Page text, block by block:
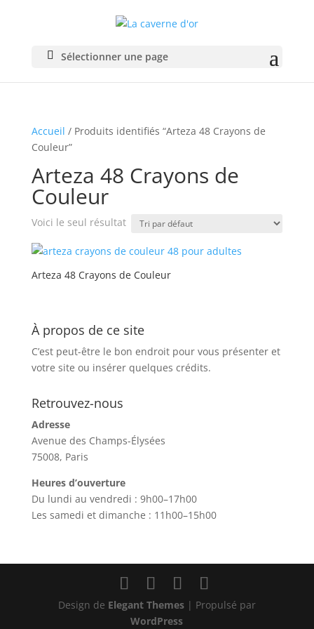
Sélectionner une page
Accueil / Produits identifiés “Arteza 48 Crayons de
Couleur”
Arteza 48 Crayons de
Couleur
Voici le seul résultat
Arteza 48 Crayons de Couleur
À propos de ce site
C’est peut-être le bon endroit pour vous présenter et
votre site ou insérer quelques crédits.
Retrouvez-nous
Adresse
Avenue des Champs-Élysées
75008, Paris
Heures d’ouverture
Du lundi au vendredi : 9h00–17h00
Les samedi et dimanche : 11h00–15h00
Design de Elegant Themes| Propulsé par
WordPress